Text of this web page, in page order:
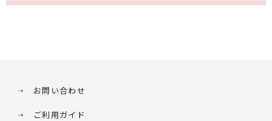
お問い合わせ
ご利用ガイド